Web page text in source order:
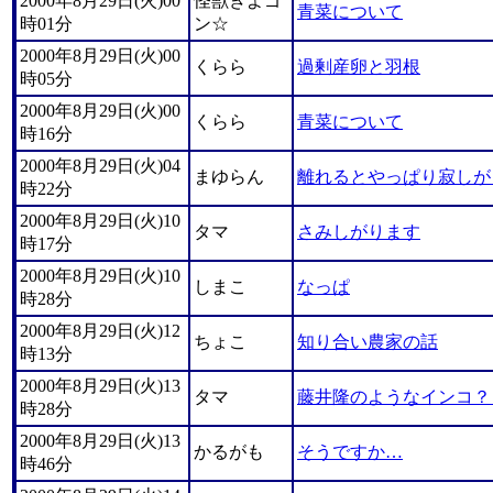
時01分
ン☆
青菜について
2000年8月29日(火)00
時05分
くらら 過剰産卵と羽根
2000年8月29日(火)00
時16分
くらら 青菜について
2000年8月29日(火)04
時22分
まゆらん 離れるとやっぱり寂し
2000年8月29日(火)10
時17分
タマ さみしがります
2000年8月29日(火)10
時28分
しまこ なっぱ
2000年8月29日(火)12
時13分
ちょこ 知り合い農家の話
2000年8月29日(火)13
時28分
タマ 藤井隆のようなインコ
2000年8月29日(火)13
時46分
かるがも そうですか…